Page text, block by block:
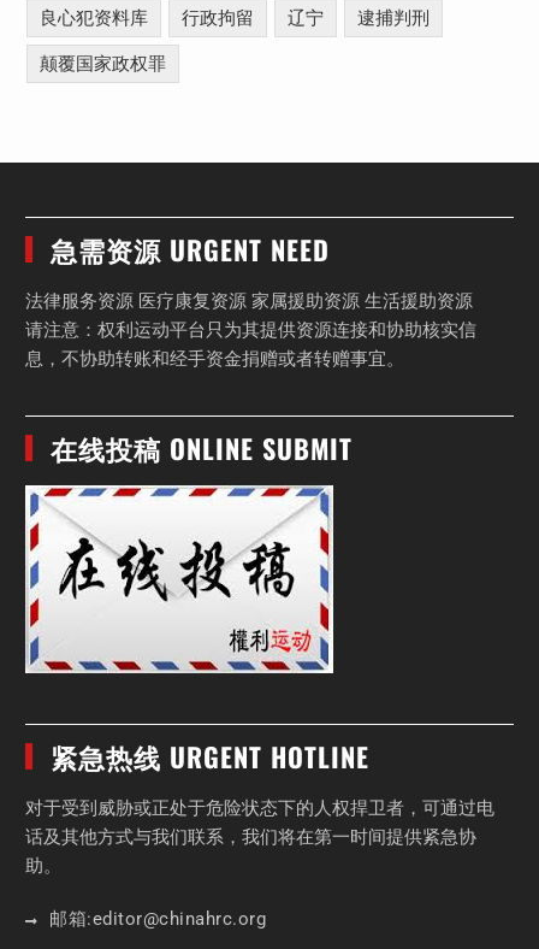
良心犯资料库 行政拘留 辽宁 逮捕判刑
颠覆国家政权罪
急需资源 URGENT NEED
法律服务资源 医疗康复资源 家属援助资源 生活援助资源
请注意：权利运动平台只为其提供资源连接和协助核实信
息，不协助转账和经手资金捐赠或者转赠事宜。
在线投稿 ONLINE SUBMIT
紧急热线 URGENT HOTLINE
对于受到威胁或正处于危险状态下的人权捍卫者，可通过电
话及其他方式与我们联系，我们将在第一时间提供紧急协
助。
邮箱:editor@chinahrc.org